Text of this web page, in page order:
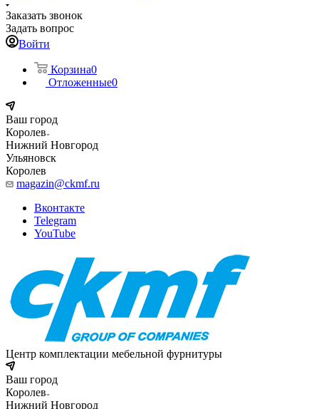
Заказать звонок
Задать вопрос
Войти
Корзина0
Отложенные0
Ваш город
Королев
Нижний Новгород
Ульяновск
Королев
magazin@ckmf.ru
Вконтакте
Telegram
YouTube
Центр комплектации мебельной фурнитуры
Ваш город
Королев
Нижний Новгород